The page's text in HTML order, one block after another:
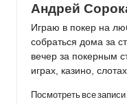
Андрей
Играю в покер на
собраться дома за
вечер за покерным
играх, казино,
Посмотреть все записи